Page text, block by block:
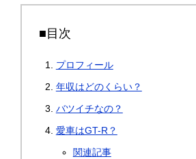
■目次
プロフィール
年収はどのくらい？
バツイチなの？
愛車はGT-R？
関連記事